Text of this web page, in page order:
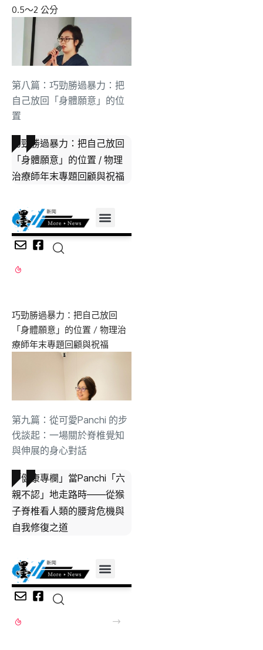
第八篇：巧勁勝過暴力：把
自己放回「身體願意」的位
置
巧勁勝過暴力：把自己放回
「身體願意」的位置 / 物理
治療師年末專題回顧與祝福
第九篇：從可愛Panchi 的步
伐談起：一場關於脊椎覺知
與伸展的身心對話
「健康專欄」當Panchi「六
親不認」地走路時——從猴
子脊椎看人類的腰背危機與
自我修復之道